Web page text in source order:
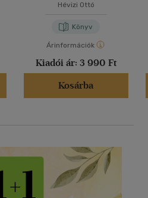
Hévizi Ottó
Könyv
Árinformációk
Kiadói ár: 3 990 Ft
Kosárba